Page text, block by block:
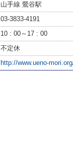
山手線 鶯谷駅
03-3833-4191
10 : 00～17 : 00
不定休
http://www.ueno-